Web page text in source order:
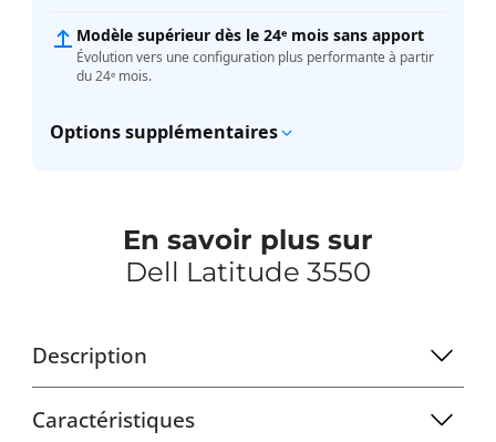
Modèle supérieur dès le 24ᵉ mois sans apport
Évolution vers une configuration plus performante à partir
du 24ᵉ mois.
Options supplémentaires
En savoir plus sur
Dell Latitude 3550
Description
Caractéristiques